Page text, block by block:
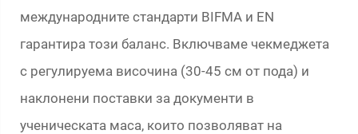
международните стандарти BIFMA и EN
гарантира този баланс. Включваме чекмеджета
с регулируема височина (30-45 см от пода) и
наклонени поставки за документи в
ученическата маса, които позволяват на